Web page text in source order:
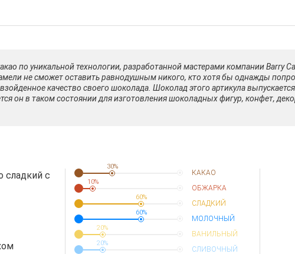
по уникальной технологии, разработанной мастерами компании
не сможет оставить равнодушным никого, кто хотя бы однажды
качество своего шоколада. Шоколад этого артикула
он в таком состоянии для изготовления шоколадных фигур, конфет,
сладкий с
30%
КАКАО
10%
ОБЖАРКА
60%
СЛАДКИЙ
60%
МОЛОЧНЫЙ
20%
ВАНИЛЬНЫЙ
20%
СЛИВОЧНЫЙ